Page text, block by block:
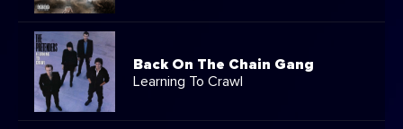
Back On The Chain Gang
Learning To Crawl